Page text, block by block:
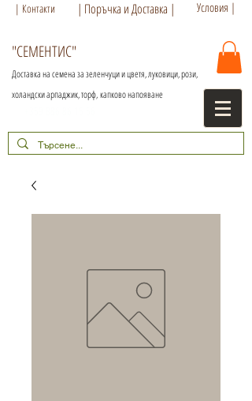
| Контакти | Поръчка и Доставка | Условия |
"СЕМЕНТИС"
Доставка на семена за зеленчуци и цветя, луковици, рози,
холандски арпаджик, торф,капково напояване